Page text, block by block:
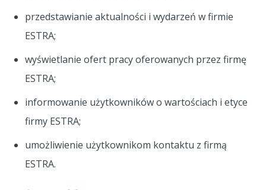
przedstawianie aktualności i wydarzeń w firmie
ESTRA;
wyświetlanie ofert pracy oferowanych przez firmę
ESTRA;
informowanie użytkowników o wartościach i etyce
firmy ESTRA;
umożliwienie użytkownikom kontaktu z firmą
ESTRA.